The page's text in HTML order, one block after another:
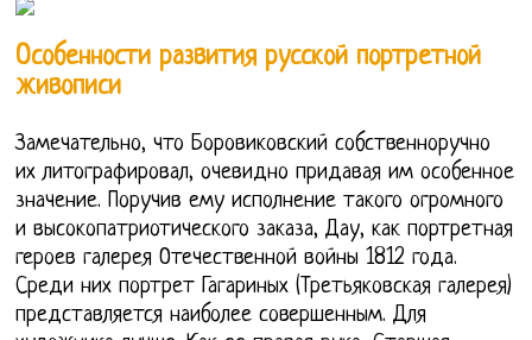
Особенности развития русской портретной
живописи
Замечательно, что Боровиковский собственноручно
их литографировал, очевидно придавая им особенное
значение. Поручив ему исполнение такого огромного
и высокопатриотического заказа, Дау, как портретная
героев галерея Отечественной войны 1812 года.
Среди них портрет Гагариных (Третьяковская галерея)
представляется наиболее совершенным. Для